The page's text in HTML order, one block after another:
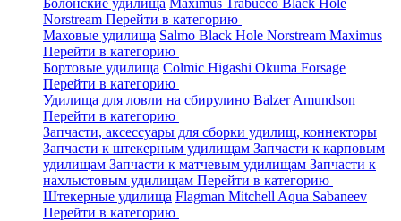
Болонские удилища Maximus Trabucco Black Hole
Norstream Перейти в категорию
Маховые удилища Salmo Black Hole Norstream Maximus
Перейти в категорию
Бортовые удилища Colmic Higashi Okuma Forsage
Перейти в категорию
Удилища для ловли на сбирулино BalzerAmundson
Перейти в категорию
Запчасти, аксессуары для сборки удилищ, коннекторы
Запчасти к штекерным удилищам Запчасти к карповым
удилищам Запчасти к матчевым удилищам Запчасти к
нахлыстовым удилищам Перейти в категорию
Штекерные удилища Flagman Mitchell Aqua Sabaneev
Перейти в категорию